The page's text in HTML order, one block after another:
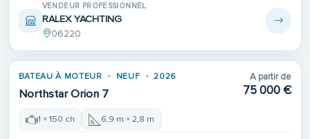
VENDEUR PROFESSIONNEL
RALEX YACHTING
06220
BATEAU À MOTEUR NEUF 2026
Northstar Orion 7
A partir de
75 000 €
1 × 150 ch 6,9 m × 2,8 m